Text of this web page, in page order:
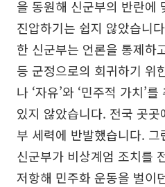
을 동원해 신군부의 반란에
진압하기는 쉽지 않았습니
한 신군부는 언론을 통제하
등 군정으로의 회귀하기 위
나 ‘자유’와 ‘민주적 가치’
있지 않았습니다. 전국 곳
부 세력에 반발했습니다.
신군부가 비상계엄 조치를
저항해 민주화 운동을 벌이